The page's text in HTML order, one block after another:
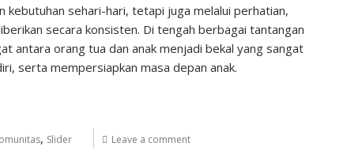
kebutuhan sehari-hari, tetapi juga melalui perhatian,
secara konsisten. Di tengah berbagai tantangan
antara orang tua dan anak menjadi bekal yang sangat
serta mempersiapkan masa depan anak.
, Slider Leave a comment